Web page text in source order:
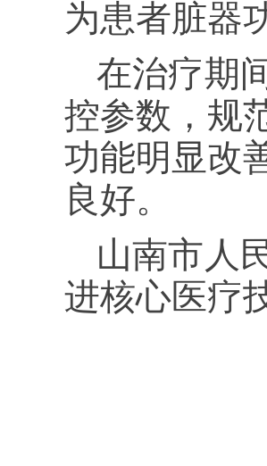
为患者脏器
在治疗期
控参数，规
功能明显改
良好。
山南市人
进核心医疗